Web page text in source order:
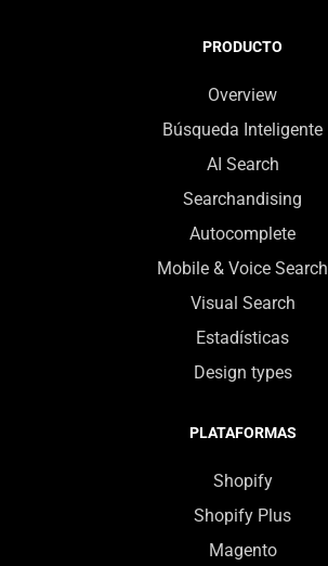
PRODUCTO
Overview
Búsqueda Inteligente
AI Search
Searchandising
Autocomplete
Mobile & Voice Search
Visual Search
Estadísticas
Design types
PLATAFORMAS
Shopify
Shopify Plus
Magento